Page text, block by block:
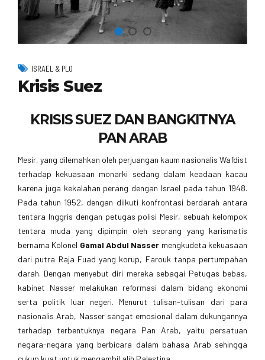
Krisis Suez
KRISIS SUEZ DAN BANGKITNYA
PAN ARAB
terhadap kekuasaan monarki sedang dalam keadaan kacau
karena juga kekalahan perang dengan Israel pada tahun 1948.
Pada tahun 1952, dengan diikuti konfrontasi berdarah antara
tentara Inggris dengan petugas polisi Mesir, sebuah kelompok
tentara muda yang dipimpin oleh seorang yang karismatis
bernama Kolonel
Gamal Abdul Nasser
mengkudeta kekuasaan
dari putra Raja Fuad yang korup, Farouk tanpa pertumpahan
darah. Dengan menyebut diri mereka sebagai Petugas bebas,
kabinet Nasser melakukan reformasi dalam bidang ekonomi
serta politik luar negeri. Menurut tulisan-tulisan dari para
nasionalis Arab, Nasser sangat emosional dalam dukungannya
terhadap terbentuknya negara Pan Arab, yaitu persatuan
negara-negara yang berbicara dalam bahasa Arab sehingga
cukup kuat untuk mengambil alih Palestina.